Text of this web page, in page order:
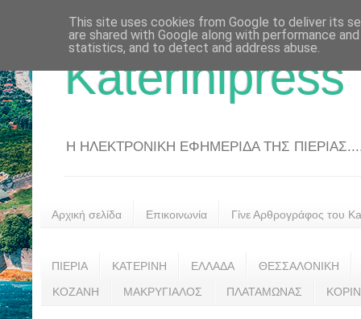
Katerinipress
Η ΗΛΕΚΤΡΟΝΙΚΗ ΕΦΗΜΕΡΙΔΑ ΤΗΣ
Αρχική σελίδα Επικοινωνία Γίνε Αρθρογράφος του
ΠΙΕΡΙΑ ΚΑΤΕΡΙΝΗ ΕΛΛΑΔΑ ΘΕΣΣΑΛΟΝΙΚΗ
ΚΟΖΑΝΗ ΜΑΚΡΥΓΙΑΛΟΣ ΠΛΑΤΑΜΩΝΑΣ
This site uses cookies from Google to deliver its
are shared with Google along with performance
statistics, and to detect and address abuse.